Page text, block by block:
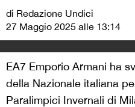
di Redazione Undici
27 Maggio 2025 alle 13:14
EA7 Emporio Armani ha
della Nazionale italiana
Paralimpici Invernali di